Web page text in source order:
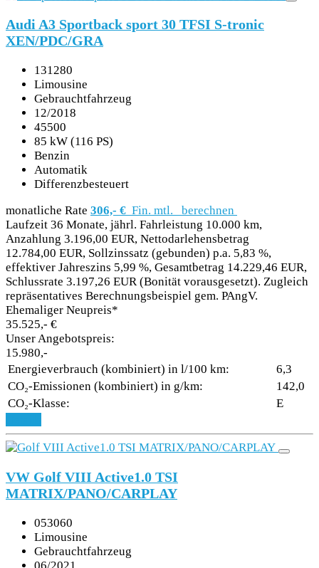
Audi A3 Sportback sport 30 TFSI S-tronic
XEN/PDC/GRA
131280
Limousine
Gebrauchtfahrzeug
12/2018
45500
85 kW (116 PS)
Benzin
Automatik
Differenzbesteuert
monatliche Rate 306,- € Fin. mtl.
berechnen
Laufzeit 36 Monate, jährl. Fahrleistung 10.000 km,
Anzahlung 3.196,00 EUR, Nettodarlehensbetrag
12.784,00 EUR, Sollzinssatz (gebunden) p.a. 5,83 %,
effektiver Jahreszins 5,99 %, Gesamtbetrag 14.229,46 EUR,
Schlussrate 3.197,26 EUR (Bonität vorausgesetzt). Zugleich
repräsentatives Berechnungsbeispiel gem. PAngV.
Ehemaliger Neupreis*
35.525,- €
Unser Angebotspreis:
15.980,-
Energieverbrauch (kombiniert) in l/100 km:
6,3
CO₂-Emissionen (kombiniert) in g/km:
142,0
CO₂-Klasse:
E
VW Golf VIII Active1.0 TSI
MATRIX/PANO/CARPLAY
053060
Limousine
Gebrauchtfahrzeug